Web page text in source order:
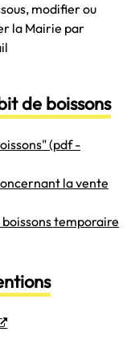
modifier ou
la Mairie par
de boissons
(pdf -
la vente
temporaire